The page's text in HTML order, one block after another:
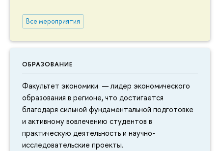
Все мероприятия
ОБРАЗОВАНИЕ
Факультет экономики — лидер экономического
образования в регионе, что достигается
благодаря сильной фундаментальной подготовке
и активному вовлечению студентов в
практическую деятельность и научно-
исследовательские проекты.